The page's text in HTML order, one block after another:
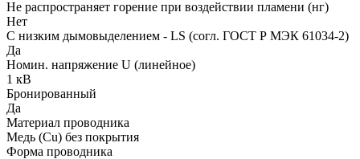
Не распространяет горение при воздействии пламени (нг)
Нет
С низким дымовыделением - LS (согл. ГОСТ Р МЭК 61034-2)
Да
Номин. напряжение U (линейное)
1 кВ
Бронированный
Да
Материал проводника
Медь (Cu) без покрытия
Форма проводника